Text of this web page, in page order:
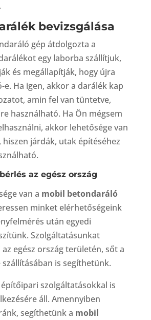
bevizsgálása
gép átdolgozta a
egy laborba szállítjuk,
és megállapítják, hogy újra
e. Ha igen, akkor a darálék kap
amin fel van tüntetve,
használható. Ha Ön mégsem
akkor lehetősége van
járdák, utak építéséhez
az egész ország
van a mobil betondaráló
minket elérhetőségeink
után egyedi
Szolgáltatásunkat
egész ország területén, sőt a
is segíthetünk.
építőipari szolgáltatásokkal is
áll. Amennyiben
segíthetünk a mobil